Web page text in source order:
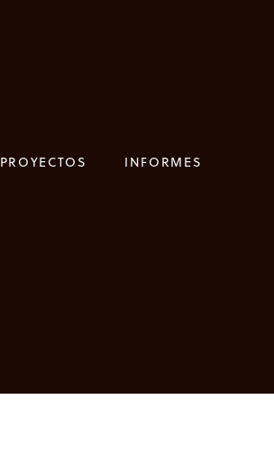
PROYECTOS
INFORMES